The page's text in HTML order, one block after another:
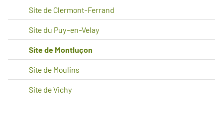
Site de Clermont-Ferrand
Site du Puy-en-Velay
Site de Montluçon
Site de Moulins
Site de Vichy